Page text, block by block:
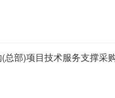
2026年至2027年YD通信工程
部)项目技术服务支撑采